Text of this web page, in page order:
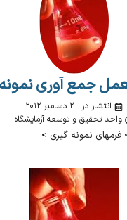
جمع آوری
انتشار در : ۲ دسامبر ۲۰۱۲
واحد تحقیق و توسعه آزمایشگاه
فرمهای نمونه گیری >